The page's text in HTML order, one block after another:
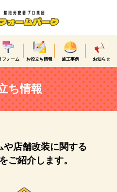
フォーム お役立ち情報 施工事例 お知らせ
ち情報
や店舗改装に関する
ご紹介します。